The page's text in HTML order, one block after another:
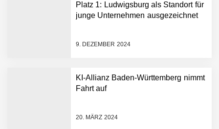
Platz 1: Ludwigsburg als Standort für
junge Unternehmen ausgezeichnet
9. DEZEMBER 2024
KI-Allianz Baden-Württemberg nimmt
Fahrt auf
20. MÄRZ 2024
NEURA Robotics gibt
Dollar bekannt, um den